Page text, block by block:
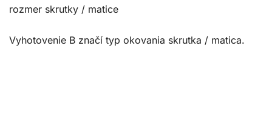
rozmer skrutky / matice
Vyhotovenie B značí typ okovania skrutka / matica.